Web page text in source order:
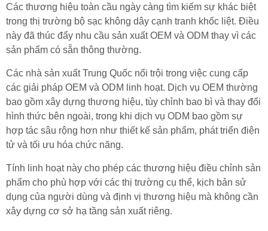
Các thương hiệu toàn cầu ngày càng tìm kiếm sự khác biệt
trong thị trường bộ sạc không dây cạnh tranh khốc liệt. Điều
này đã thúc đẩy nhu cầu sản xuất OEM và ODM thay vì các
sản phẩm có sẵn thông thường.
Các nhà sản xuất Trung Quốc nổi trội trong việc cung cấp
các giải pháp OEM và ODM linh hoạt. Dịch vụ OEM thường
bao gồm xây dựng thương hiệu, tùy chỉnh bao bì và thay đổi
hình thức bên ngoài, trong khi dịch vụ ODM bao gồm sự
hợp tác sâu rộng hơn như thiết kế sản phẩm, phát triển điện
tử và tối ưu hóa chức năng.
Tính linh hoạt này cho phép các thương hiệu điều chỉnh sản
phẩm cho phù hợp với các thị trường cụ thể, kịch bản sử
dụng của người dùng và định vị thương hiệu mà không cần
xây dựng cơ sở hạ tầng sản xuất riêng.